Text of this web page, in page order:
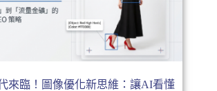
來臨！圖像優化新思維：讓AI看懂